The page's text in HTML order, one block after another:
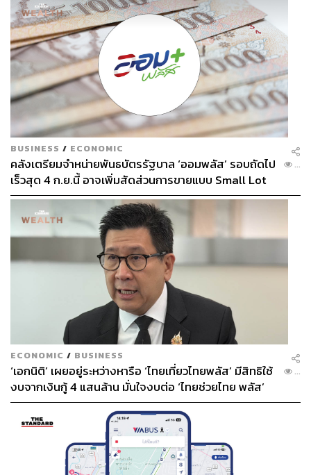
BUSINESS / ECONOMIC
คลังเตรียมจำหน่ายพันธบัตรรัฐบาล ‘ออมพลัส’ รอบถัดไป
เร็วสุด 4 ก.ย.นี้ อาจเพิ่มสัดส่วนการขายแบบ Small Lot
First มากขึ้น
...
ECONOMIC / BUSINESS
‘เอกนิติ’ เผยอยู่ระหว่างหารือ ‘ไทยเที่ยวไทยพลัส’ มีสิทธิใช้
งบจากเงินกู้ 4 แสนล้าน มั่นใจงบต่อ ‘ไทยช่วยไทย พลัส’
เฟส 2 มีเพียงพอ
...